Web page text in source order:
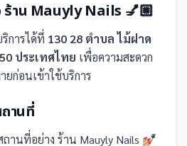
ร้าน Mauyly Nails 💅🏼
การได้ที่ 130 28 ตำบล ไม้ฝาด
ประเทศไทย เพื่อความสะดวก
ก่อนเข้าใช้บริการ
านที่
ถานที่อย่าง ร้าน Mauyly Nails 💅🏼